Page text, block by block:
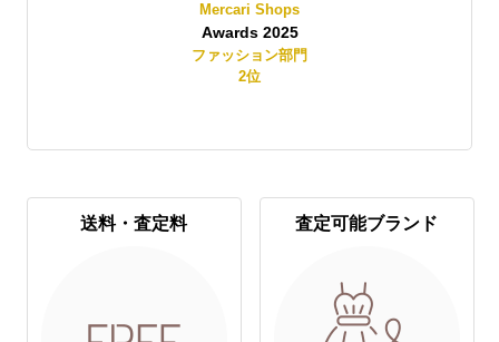
Mercari Shops
Awards 2025
ファッション部門
2位
送料・査定料 査定可能ブランド